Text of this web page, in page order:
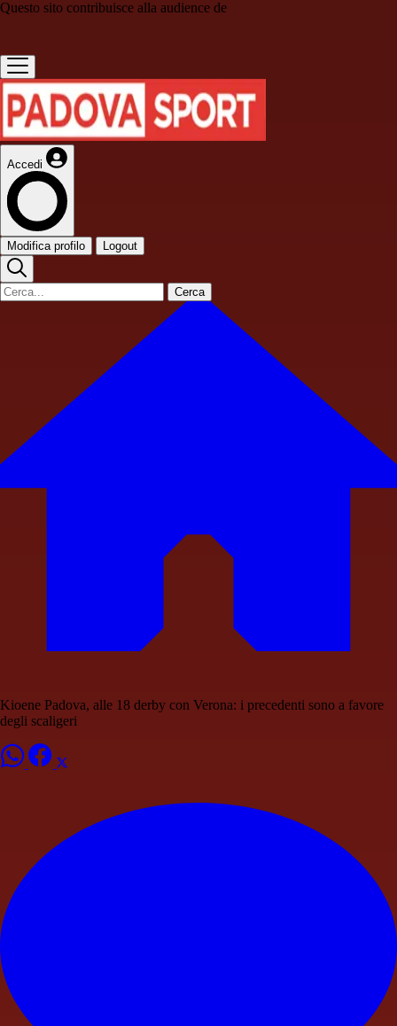
Questo sito contribuisce alla audience de
Accedi
Modifica profilo Logout
Cerca
Kioene Padova, alle 18 derby con Verona: i precedenti sono a favore
degli scaligeri